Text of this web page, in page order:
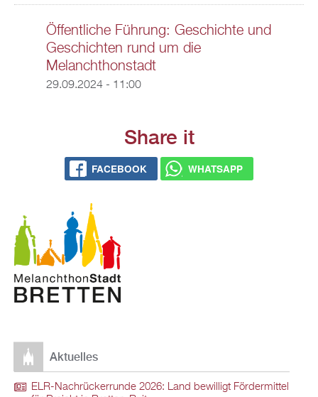
Öffentliche Führung: Geschichte und
Geschichten rund um die
Melanchthonstadt
29.09.2024 - 11:00
Share it
FACEBOOK WHATSAPP
Aktuelles
ELR-Nachrückerrunde 2026: Land bewilligt Fördermittel